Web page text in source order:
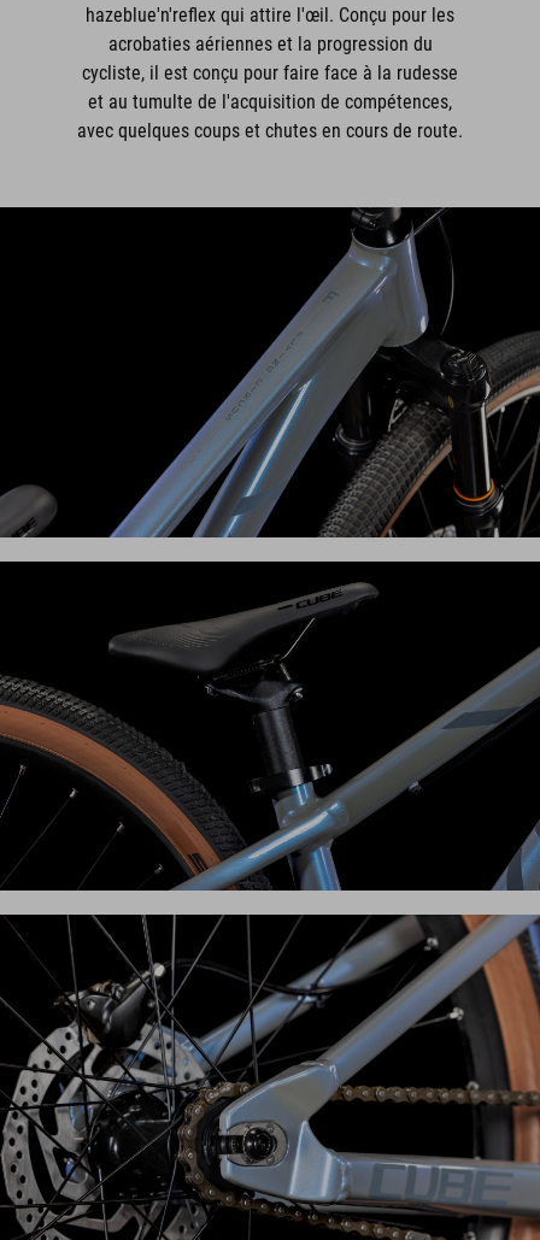
hazeblue'n'reflex qui attire l'œil. Conçu pour les
acrobaties aériennes et la progression du
cycliste, il est conçu pour faire face à la rudesse
et au tumulte de l'acquisition de compétences,
avec quelques coups et chutes en cours de route.